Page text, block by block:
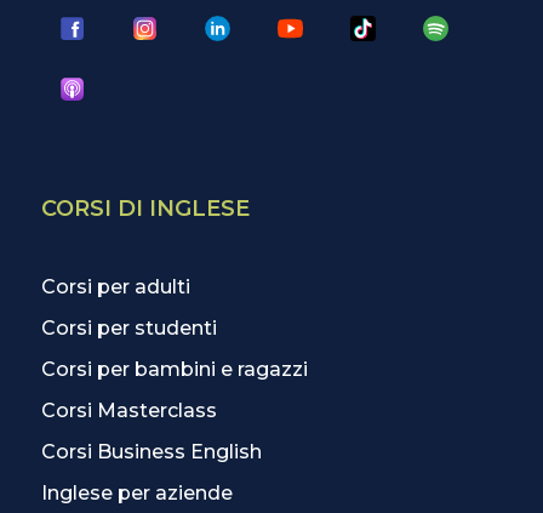
CORSI DI INGLESE
Corsi per adulti
Corsi per studenti
Corsi per bambini e ragazzi
Corsi Masterclass
Corsi Business English
Inglese per aziende